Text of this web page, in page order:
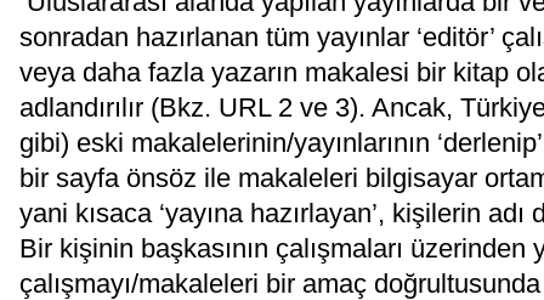
sonradan hazırlanan tüm yayınlar ‘editör’
veya daha fazla yazarın makalesi bir kitap
adlandırılır (Bkz. URL 2 ve 3). Ancak,
gibi) eski makalelerinin/yayınlarının
bir sayfa önsöz ile makaleleri bilgisayar
yani kısaca ‘yayına hazırlayan’, kişilerin
Bir kişinin başkasının çalışmaları
çalışmayı/makaleleri bir amaç